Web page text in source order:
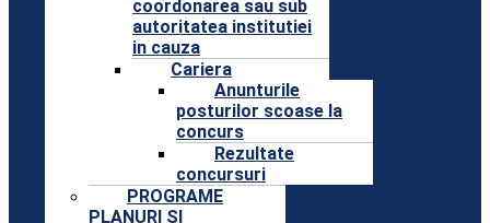
coordonarea sau sub
autoritatea institutiei
in cauza
Cariera
Anunturile
posturilor scoase la
concurs
Rezultate
concursuri
PROGRAME
PLANURI SI